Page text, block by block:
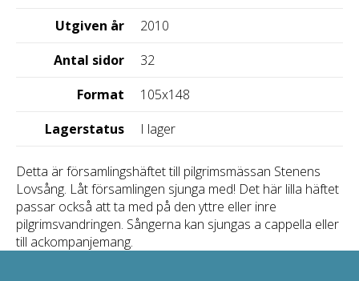
Utgiven år
2010
Antal sidor
32
Format
105x148
Lagerstatus
I lager
Detta är församlingshäftet till pilgrimsmässan Stenens
Lovsång. Låt församlingen sjunga med! Det här lilla häftet
passar också att ta med på den yttre eller inre
pilgrimsvandringen. Sångerna kan sjungas a cappella eller
till ackompanjemang.